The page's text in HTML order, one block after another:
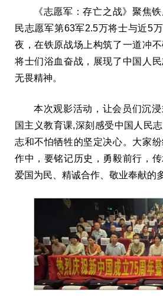
《志愿军：存亡之战》聚焦
民志愿军第63军2.5万将士与近5
夜，在铁原战场上构筑了一道冲
将士们浴血奋战，展现了中国人
无畏精神。
本次观影活动，让会员们沉
国主义教育课,深刻感受中国人民
志和不怕牺牲的坚定决心。大家
作中，要铭记历史，勇毅前行，传
爱国为民、精诚合作、敬业奉献的